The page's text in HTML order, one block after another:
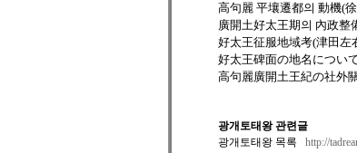
高句麗 平壤遷都의 動機(
廣開土好太王期의 內政整
好太王征服地域考(津田左
好太王碑面の地名につい
高句麗廣開土王紀の社外
광개토태왕 관련글
광개토태왕 목록
http://